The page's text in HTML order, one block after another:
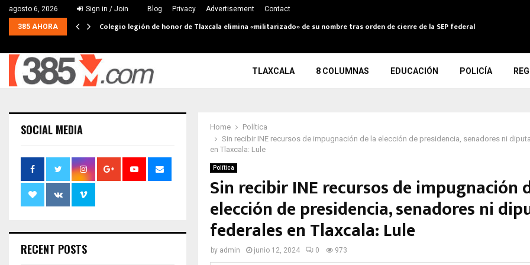
agosto 6, 2026 Sign in / Join Blog Privacy Advertisement Contact
385 AHORA Colegio legión de honor de Tlaxcala elimina «militarizado» de su nombre tras orden de cierre de la SEP federal
TLAXCALA 8 COLUMNAS EDUCACIÓN POLICÍA
Home
Política
Sin recibir INE recursos de impugnación de la elección de presidencia, senadores ni
en Tlaxcala: Lule
Política
Sin recibir INE recursos de impugnación
elección de presidencia, senadores ni
federales en Tlaxcala: Lule
by admin junio 12, 2024 0 973
SOCIAL MEDIA
RECENT POSTS